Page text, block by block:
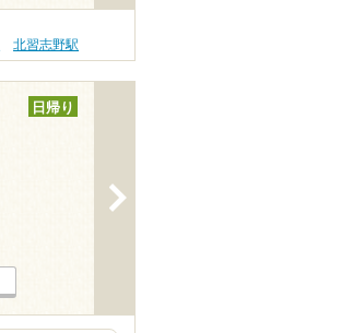
北習志野駅
日帰り